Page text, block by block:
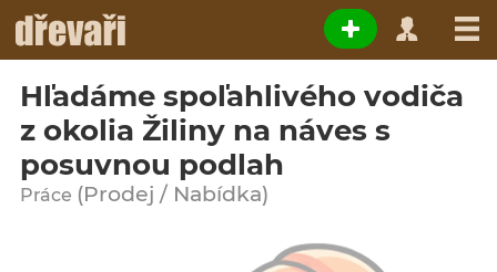
Hľadáme spoľahlivého vodiča
z okolia Žiliny na náves s
posuvnou podlah
Práce (Prodej / Nabídka)